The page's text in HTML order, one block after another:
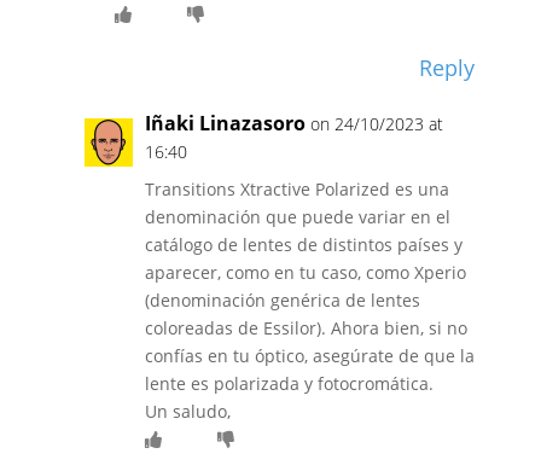
Reply
Iñaki Linazasoro on 24/10/2023 at
16:40
Transitions Xtractive Polarized es una
denominación que puede variar en el
catálogo de lentes de distintos países y
aparecer, como en tu caso, como Xperio
(denominación genérica de lentes
coloreadas de Essilor). Ahora bien, si no
confías en tu óptico, asegúrate de que la
lente es polarizada y fotocromática.
Un saludo,